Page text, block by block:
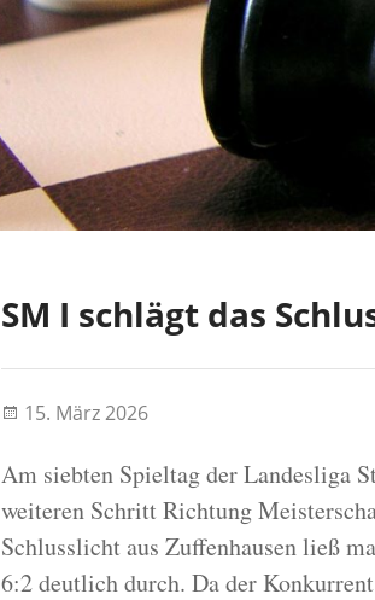
SM I schlägt das
15. März 2026
Am siebten Spieltag der Landesliga
weiteren Schritt Richtung
Schlusslicht aus Zuffenhausen ließ
6:2 deutlich durch. Da der